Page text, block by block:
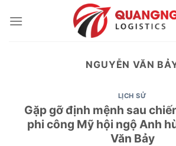
NGUYỄN VĂN
LỊCH SỬ
Gặp gỡ định mệnh sau
phi công Mỹ hội ngộ Anh
Văn Bảy